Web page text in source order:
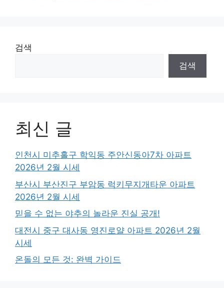
검색
검색
최신 글
인천시 미추홀구 학익동 주안신동아7차 아파트
2026년 2월 시세
부산시 부산진구 부암동 럭키무지개타운 아파트
2026년 2월 시세
믿을 수 없는 야추의 놀라운 진실 공개!
대전시 중구 대사동 영진로얄 아파트 2026년 2월
시세
온돌의 모든 것: 완벽 가이드